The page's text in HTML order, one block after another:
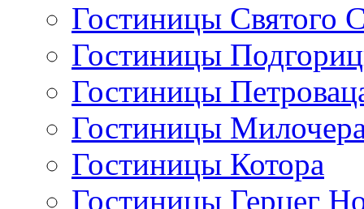
Гостиницы Святого
Гостиницы
Гостиницы
Гостиницы
Гостиницы Котора
Гостиницы Герцег